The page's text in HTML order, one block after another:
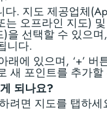
다. 지도 제공업체
는 오프라인 지도)
을 선택할 수 있으
니다.
래에 있으며, ‘+’ 버
새 포인트를 추가
되나요?
려면 지도를 탭하